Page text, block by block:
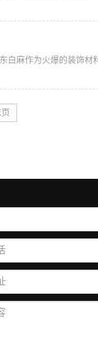
麻作为火爆的装饰材